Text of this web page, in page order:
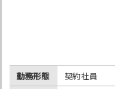
勤務形態 契約社員